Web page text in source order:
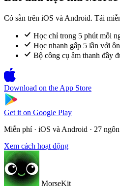
Có sẵn trên iOS và Android. Tải
Học chỉ trong 5 phút mỗi
Học nhanh gấp 5 lần với
Bộ công cụ âm thanh đầy
Download on the App Store
Get it on Google Play
Miễn phí · iOS và Android · 27
Xem cách hoạt động
MorseKit